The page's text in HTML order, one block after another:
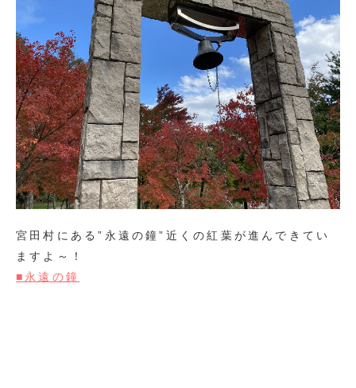
宮田村にある”永遠の鐘”近くの紅葉が進んできてい
ますよ～！
■永遠の鐘